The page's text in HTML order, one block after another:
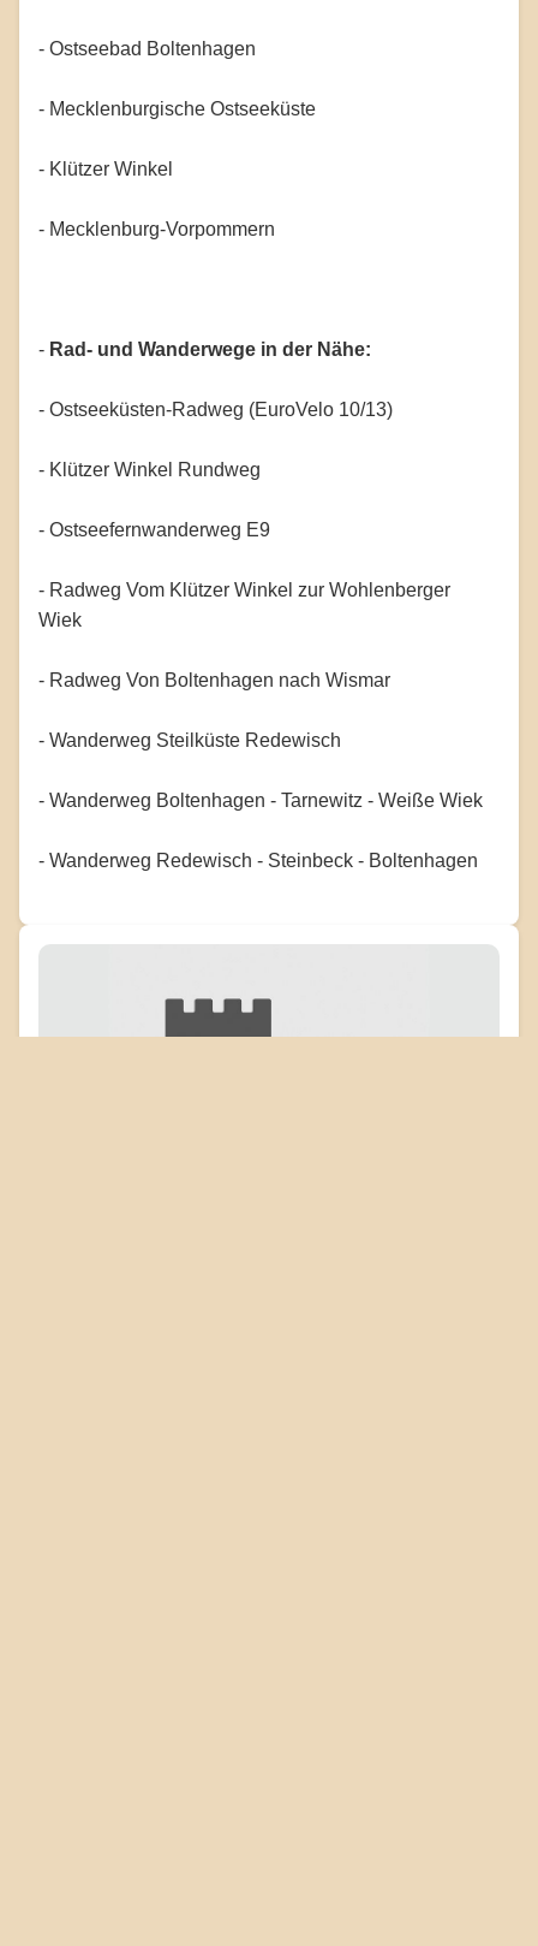
- Ostseebad Boltenhagen
- Mecklenburgische Ostseeküste
- Klützer Winkel
- Mecklenburg-Vorpommern
- Rad- und Wanderwege in der Nähe:
- Ostseeküsten-Radweg (EuroVelo 10/13)
- Klützer Winkel Rundweg
- Ostseefernwanderweg E9
- Radweg Vom Klützer Winkel zur Wohlenberger
Wiek
- Radweg Von Boltenhagen nach Wismar
- Wanderweg Steilküste Redewisch
- Wanderweg Boltenhagen - Tarnewitz - Weiße Wiek
- Wanderweg Redewisch - Steinbeck - Boltenhagen